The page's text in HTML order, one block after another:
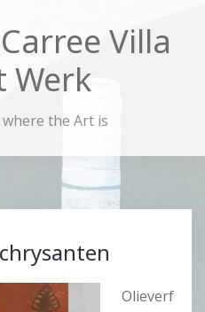
Villa
Werk
the Art is
Olieverf